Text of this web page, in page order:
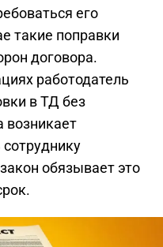
его
такие поправки
договора.
работодатель
в ТД без
возникает
обязывает это